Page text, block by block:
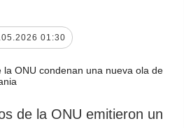
01:30
de la ONU emitieron un